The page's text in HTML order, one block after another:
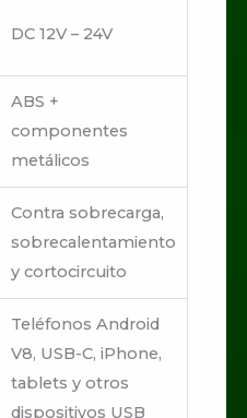
DC 12V – 24V
ABS +
componentes
metálicos
Contra sobrecarga,
sobrecalentamiento
y cortocircuito
Teléfonos Android
V8, USB-C, iPhone,
tablets y otros
dispositivos USB